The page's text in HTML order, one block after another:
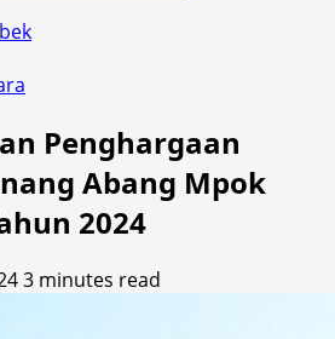
Penghargaan
Abang Mpok
2024
3 minutes read